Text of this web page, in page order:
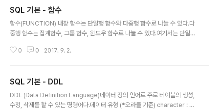
있다. SELECT PLAYER_NAME 선수이름, POSITION 포지션, BACK_NO
백넘버, HEIGHT 키FROM PLAYERWHERE TEAM_ID = 'K02' AN..
SQL 기본 - 함수
함수(FUNCTION) 내장 함수는 단일행 함수와 다중행 함수로 나눌 수 있다.다
중행 함수는 집계함수, 그룹 함수, 윈도우 함수로 나눌 수 있다.여기서는 단일행
272829303132333435363738394041424344454647484950
9100101102103104105106107108109110111112113114115116117
1181191201211221231. 문자열함수LOWER('SQL Expert'); => 결과 : 's
q..
0 0 2017. 9. 2.
SQL 기본 - DDL
DDL (Data Definition Language)데이터 정의 언어로 주로 테이블의 생성,
수정, 삭제를 할 수 있는 명령어다.데이터 유형 (*오라클 기준) character : 고